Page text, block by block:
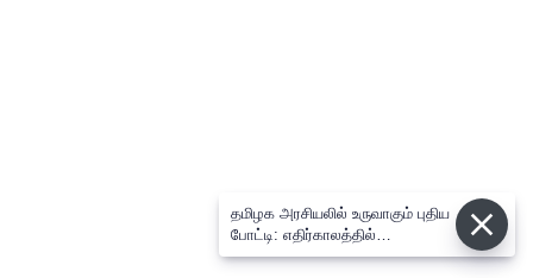
தமிழக அரசியலில் உருவாகும் புதிய
போட்டி: எதிர்காலத்தில்
விஜய்க்கும், தனுசுக்கும்